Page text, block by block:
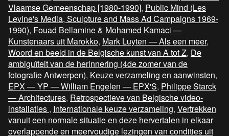
Vlaamse Gemeenschap [1980-1990], Public Mind (Les
Levine's Media, Sculpture and Mass Ad Campaigns 1969-
1990), Fouad Bellamine & Mohamed Kamaci —
Kunstenaars uit Marokko, Mark Luyten — Als een meer,
Woord en beeld in de Belgische kunst van A tot Z, De
ambiguïteit van de herinnering (4de zomer van de
fotografie Antwerpen), Keuze verzameling en aanwinsten,
EPX — YP — William Engelen — EPX'S, Philippe Starck
— Architectures, Retrospectieve van Belgische video-
installaties , Internationale keuze verzameling, Vertrekken
vanuit een normale situatie en deze hervertalen in elkaar
overlappende en meervoudige lezingen van condities uit